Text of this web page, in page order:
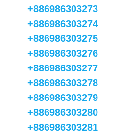
+886986303273
+886986303274
+886986303275
+886986303276
+886986303277
+886986303278
+886986303279
+886986303280
+886986303281